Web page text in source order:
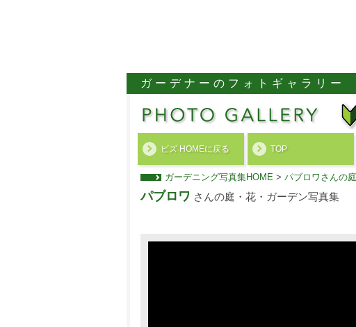
ガーデナーのフォトギャラリー
ビズ HOMEに戻る TOP
ガーデニング写真集HOME > パブロワさんの
パブロワ さんの庭・花・ガーデン写真集